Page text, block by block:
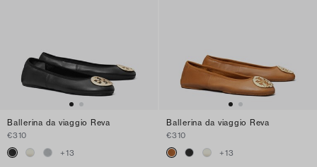
Ballerina da viaggio Reva
€310
+13
Ballerina da viaggio Reva
€310
+13